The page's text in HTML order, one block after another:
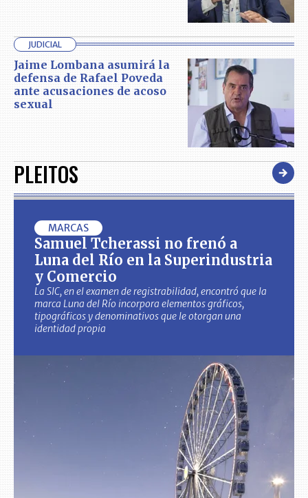
JUDICIAL
Jaime Lombana asumirá la
defensa de Rafael Poveda
ante acusaciones de acoso
sexual
PLEITOS
MARCAS
Samuel Tcherassi no frenó a
Luna del Río en la Superindustria
y Comercio
La SIC, en el examen de registrabilidad, encontró que la
marca Luna del Río incorpora elementos gráficos,
tipográficos y denominativos que le otorgan una
identidad propia